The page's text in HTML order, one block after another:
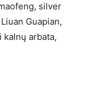
silver
Guapian,
kalnų arbata,